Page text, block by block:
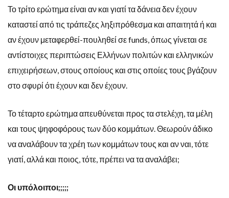
Το τρίτο ερώτημα είναι αν και γιατί τα δάνεια δεν έχουν
καταστεί από τις τράπεζες ληξιπρόθεσμα και απαιτητά ή και
αν έχουν μεταφερθεί-πουληθεί σε funds, όπως γίνεται σε
αντίστοιχες περιπτώσεις Ελλήνων πολιτών και ελληνικών
επιχειρήσεων, στους οποίους και στις οποίες τους βγάζουν
στο σφυρί ότι έχουν και δεν έχουν.
Το τέταρτο ερώτημα απευθύνεται προς τα στελέχη, τα μέλη
και τους ψηφοφόρους των δύο κομμάτων. Θεωρούν άδικο
να αναλάβουν τα χρέη των κομμάτων τους και αν ναι, τότε
γιατί, αλλά και ποιος, τότε, πρέπει να τα αναλάβει;
Οι υπόλοιποι;;;;;